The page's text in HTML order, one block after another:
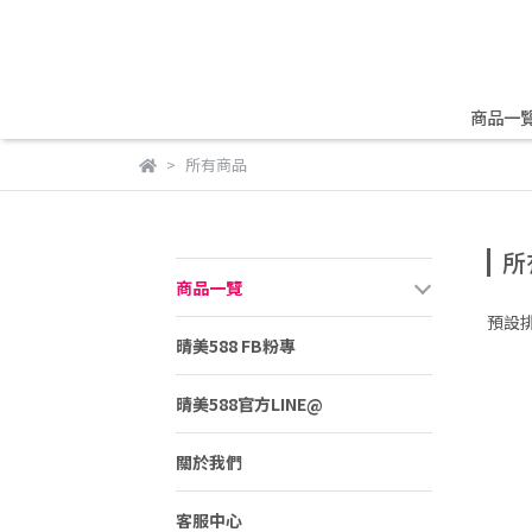
商品一
所有商品
商品一覽
晴美588 FB粉專
晴美588官方LINE@
關於我們
客服中心
預設